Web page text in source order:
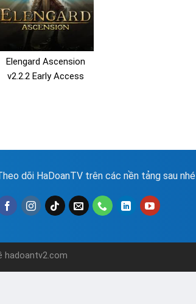
Elengard Ascension
v2.2.2 Early Access
dõi HaDoanTV trên các nền tảng sau nhé
hadoantv2.com